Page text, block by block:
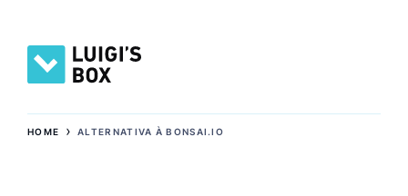
HOME ›ALTERNATIVA À BONSAI.IO